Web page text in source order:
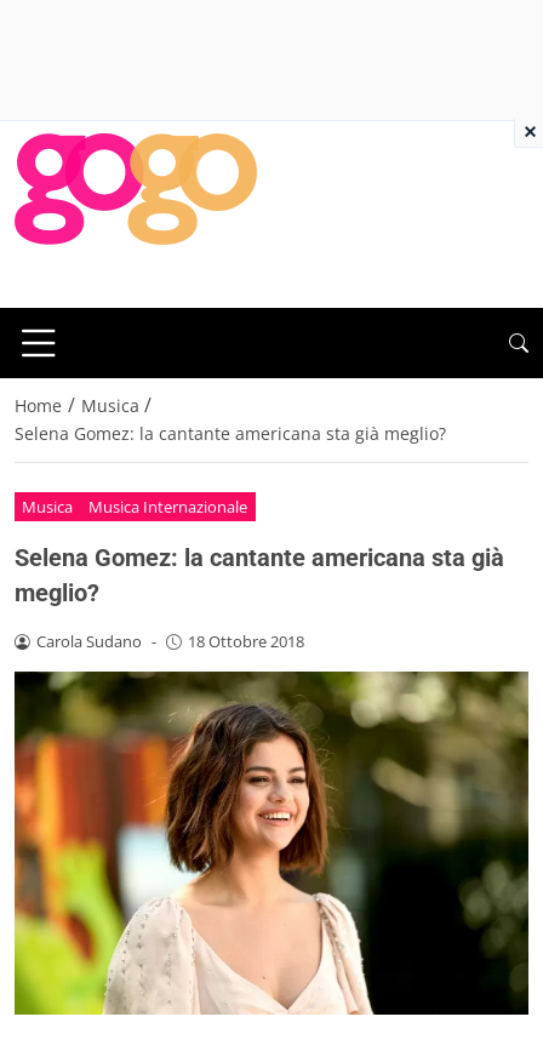
Home / Musica /
Selena Gomez: la cantante americana sta già meglio?
Musica Musica Internazionale
Selena Gomez: la cantante americana sta già
meglio?
Carola Sudano - 18 Ottobre 2018
×